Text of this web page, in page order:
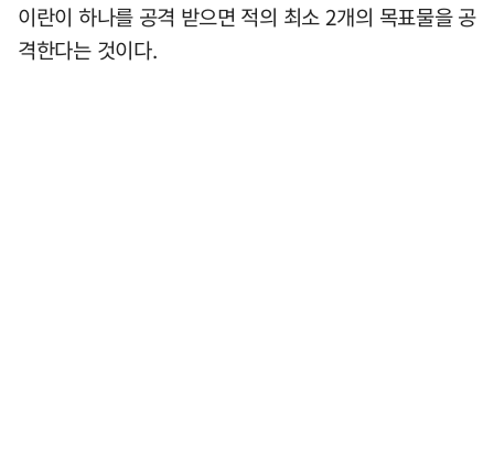
이란이 하나를 공격 받으면 적의 최소 2개의 목표물을 공
격한다는 것이다.